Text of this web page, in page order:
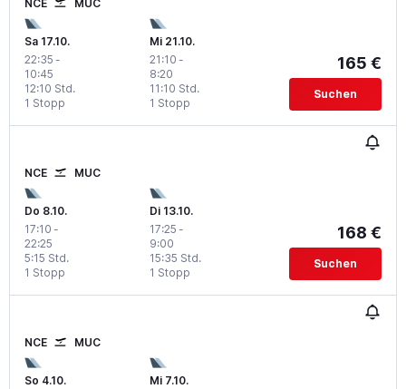
NCE MUC
Sa 17.10.
22:35 -
10:45
1 Stopp
12:10 Std.
Mi 21.10.
21:10 -
8:20
1 Stopp
11:10 Std.
165 €
Suchen
NCE MUC
Do 8.10.
17:10 -
22:25
1 Stopp
5:15 Std.
Di 13.10.
17:25 -
9:00
1 Stopp
15:35 Std.
168 €
Suchen
NCE MUC
So 4.10.
Mi 7.10.